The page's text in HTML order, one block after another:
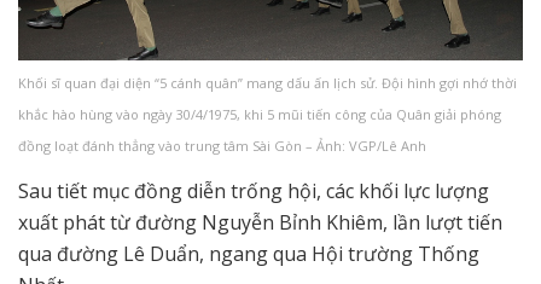
Khối sĩ quan đại diện “5 cánh quân” mang dấu ấn lịch sử. Đội hình gợi nhớ thời
khắc hào hùng vào ngày 30/4/1975, khi 5 mũi tiến công của Quân giải phóng
đồng loạt đánh thẳng vào trung tâm Sài Gòn – Ảnh: VGP/Lê Anh
Sau tiết mục đồng diễn trống hội, các khối lực lượng
xuất phát từ đường Nguyễn Bỉnh Khiêm, lần lượt tiến
qua đường Lê Duẩn, ngang qua Hội trường Thống